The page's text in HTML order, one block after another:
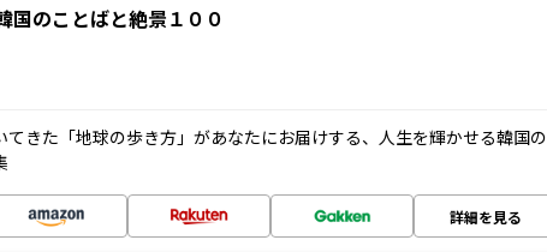
国のことばと絶景１００
てきた「地球の歩き方」があなたにお届けする、人生を輝かせる韓国の
詳細を見る